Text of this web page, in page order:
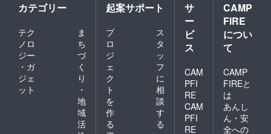
カテゴリー
テク
ノロ
ジー
・ガ
ジェ
ット
ま
ち
づ
く
り
・
地
域
活
起案サポート
プ
ロ
ジ
ェ
ク
ト
を
作
る
ス
タ
ッ
フ
に
相
談
す
る
サ
ー
ビ
ス
CAM
PFI
RE
CAM
PFI
RE
CAMP
FIRE
につい
て
CAMP
FIREと
は
あんし
ん・安
全への